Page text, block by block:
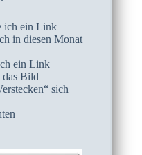
ich ein Link
in diesen Monat
ein Link
Bild
sich